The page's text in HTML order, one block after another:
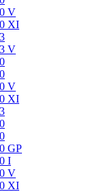
V
XI
V
V
XI
GP
I
V
XI